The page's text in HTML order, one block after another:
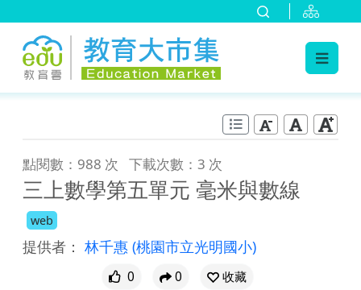
點閱數：988 次 下載次數：3 次
三上數學第五單元 毫米與數線
web
提供者： 林千惠 (桃園市立光明國小)
0 0
收藏